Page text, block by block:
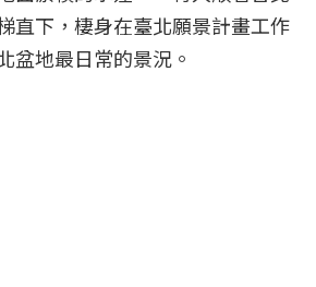
直下，棲身在臺北願景計畫工作
盆地最日常的景況。